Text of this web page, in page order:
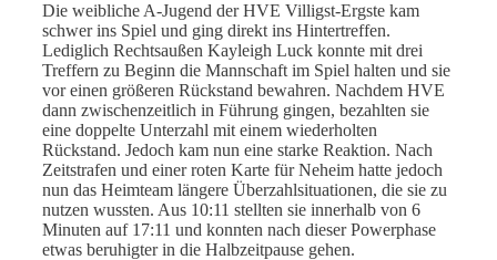
Die weibliche A-Jugend der HVE Villigst-Ergste kam
schwer ins Spiel und ging direkt ins Hintertreffen.
Lediglich Rechtsaußen Kayleigh Luck konnte mit drei
Treffern zu Beginn die Mannschaft im Spiel halten und sie
vor einen größeren Rückstand bewahren. Nachdem HVE
dann zwischenzeitlich in Führung gingen, bezahlten sie
eine doppelte Unterzahl mit einem wiederholten
Rückstand. Jedoch kam nun eine starke Reaktion. Nach
Zeitstrafen und einer roten Karte für Neheim hatte jedoch
nun das Heimteam längere Überzahlsituationen, die sie zu
nutzen wussten. Aus 10:11 stellten sie innerhalb von 6
Minuten auf 17:11 und konnten nach dieser Powerphase
etwas beruhigter in die Halbzeitpause gehen.